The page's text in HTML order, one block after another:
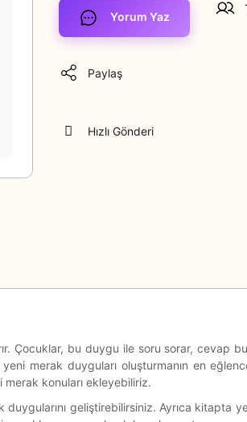
Yorum Yaz
Paylaş
Hızlı Gönderi
Çocuklar, bu duygu ile soru sorar, cevap
merak duyguları oluşturmanın en
merak konuları ekleyebiliriz.
geliştirebilirsiniz. Ayrıca kitapta